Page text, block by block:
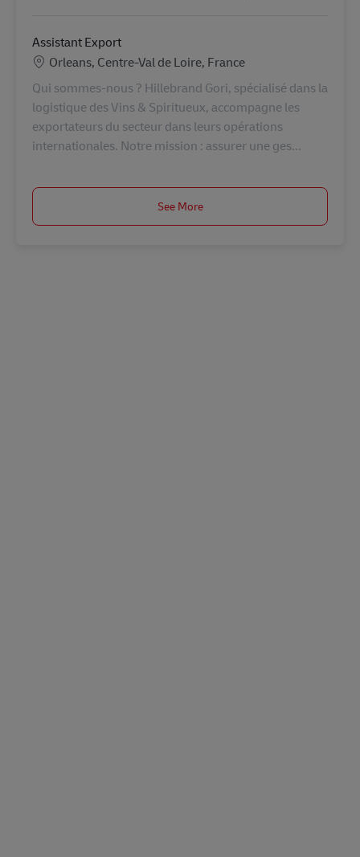
Assistant Export
Location
Orleans, Centre-Val de Loire, France
Qui sommes-nous ? Hillebrand Gori, spécialisé dans la
logistique des Vins & Spiritueux, accompagne les
exportateurs du secteur dans leurs opérations
internationales. Notre mission : assurer une ges...
See More